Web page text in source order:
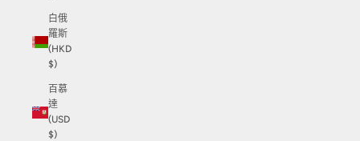
白俄
羅斯
(HKD
$)
百慕
達
(USD
$)